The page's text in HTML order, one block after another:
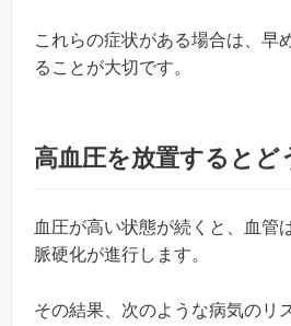
これらの症状がある場合は、早
ることが大切です。
高血圧を放置するとど
血圧が高い状態が続くと、血管
脈硬化が進行します。
その結果、次のような病気のリ